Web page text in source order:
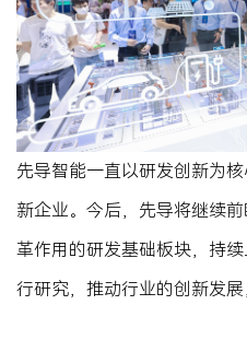
先导智能一直以研发创新为
新企业。今后，先导将继续
革作用的研发基础板块，持
行研究，推动行业的创新发展